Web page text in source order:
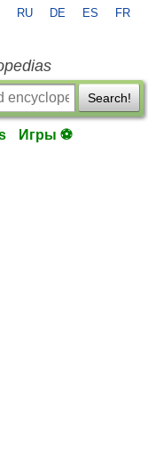
RU DE ES FR
Search!
Игры ⚽